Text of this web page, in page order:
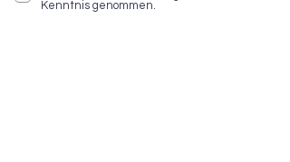
Kenntnis genommen.